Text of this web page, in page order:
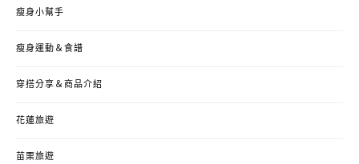
瘦身小幫手
瘦身運動＆食譜
穿搭分享＆商品介紹
花蓮旅遊
苗栗旅遊